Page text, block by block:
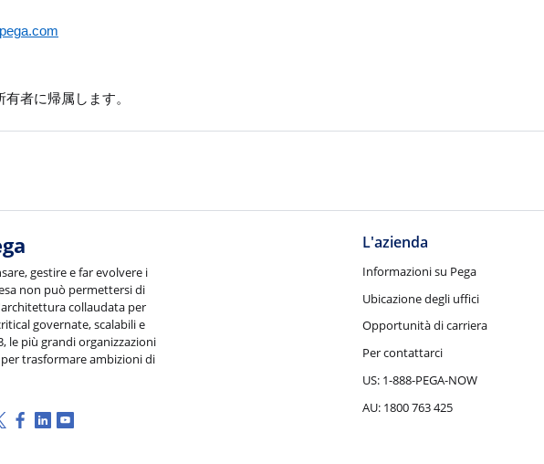
者に帰属します。
gestire e far evolvere i
non può permettersi di
collaudata per
governate, scalabili e
le più grandi organizzazioni
trasformare ambizioni di
(Twitter)
Facebook
Linkedin
Youtube
L'azienda
Informazioni su Pega
Ubicazione degli uffici
Opportunità di carriera
Per contattarci
US: 1-888-PEGA-NOW
AU: 1800 763 425